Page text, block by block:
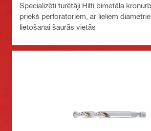
Specializēti turētāji Hilti bimetāla
priekš perforatoriem, ar lieliem
lietošanai šaurās vietās